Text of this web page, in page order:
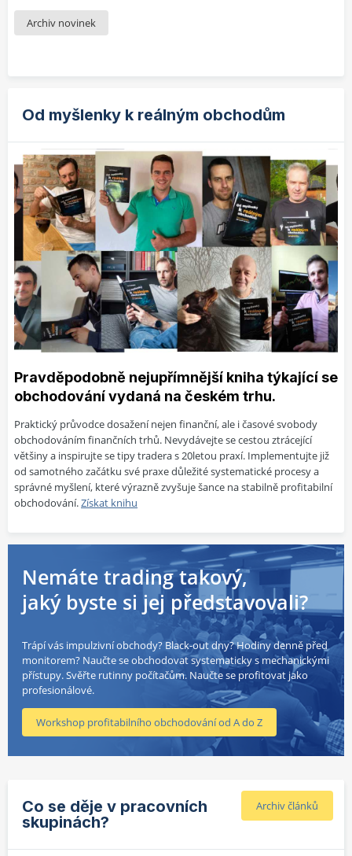
Nová verze obchodního deníku
Nový doplněk Yahoo Downloaderu -
V TechLabu jsme publikovali nový doplněk pro Yahoo
Downloader – grafický dashboard pro vizualizaci a analýzu
stažených dat.
Archiv novinek
Od myšlenky k reálným obchodům
Pravděpodobně nejupřímnější kniha týkající se
obchodování vydaná na českém trhu.
Praktický průvodce dosažení nejen finanční, ale i časové svobody
obchodováním finančních trhů. Nevydávejte se cestou ztrácející
většiny a inspirujte se tipy tradera s 20letou praxí. Implementujte již
od samotného začátku své praxe důležité systematické procesy a
správné myšlení, které výrazně zvyšuje šance na stabilně profitabilní
obchodování.Získat knihu
Nemáte trading takový,
jaký byste si jej představovali?
Trápí vás impulzivní obchody? Black-out dny? Hodiny denně před
monitorem? Naučte se obchodovat systematicky s mechanickými
přístupy. Svěřte rutinny počítačům. Naučte se profitovat jako
profesionálové.
Workshop profitabilního obchodování od A do Z
Archiv článků
Co se děje v pracovních
skupinách?